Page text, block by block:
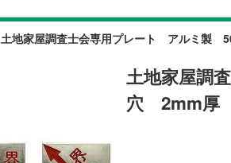
土地家屋調査士会専用プレート アルミ
土地家屋調
穴 2mm厚